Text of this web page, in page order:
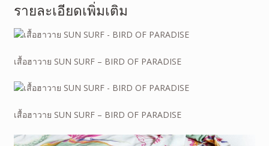
รายละเอียดเพิ่มเติม
เสื้อฮาวาย SUN SURF – BIRD OF PARADISE
เสื้อฮาวาย SUN SURF – BIRD OF PARADISE